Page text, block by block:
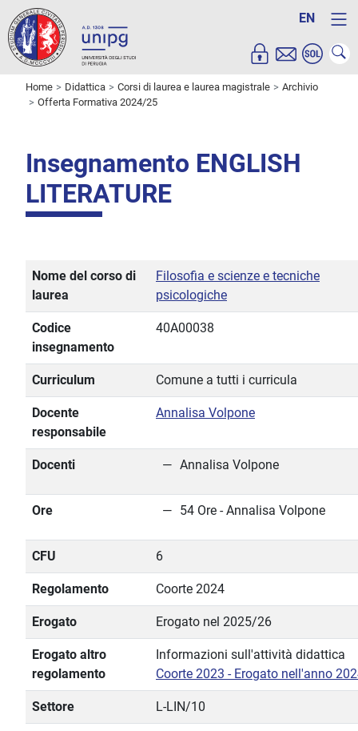
EN
Home Didattica Corsi di laurea e laurea magistrale
Archivio
Offerta Formativa 2024/25
Insegnamento ENGLISH
LITERATURE
Nome del corso di
laurea
Filosofia e scienze e tecniche
psicologiche
Codice
insegnamento
40A00038
Curriculum Comune a tutti i curricula
Docente
responsabile
Annalisa Volpone
Docenti Annalisa Volpone
Ore 54 Ore - Annalisa Volpone
CFU 6
Regolamento Coorte 2024
Erogato Erogato nel 2025/26
Erogato altro
regolamento
Informazioni sull'attività didattica
Coorte 2023 - Erogato nell'anno
Settore L-LIN/10